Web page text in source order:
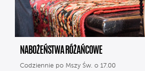
NABOŻEŃSTWA RÓŻAŃCOWE
Codziennie po Mszy Św. o 17.00